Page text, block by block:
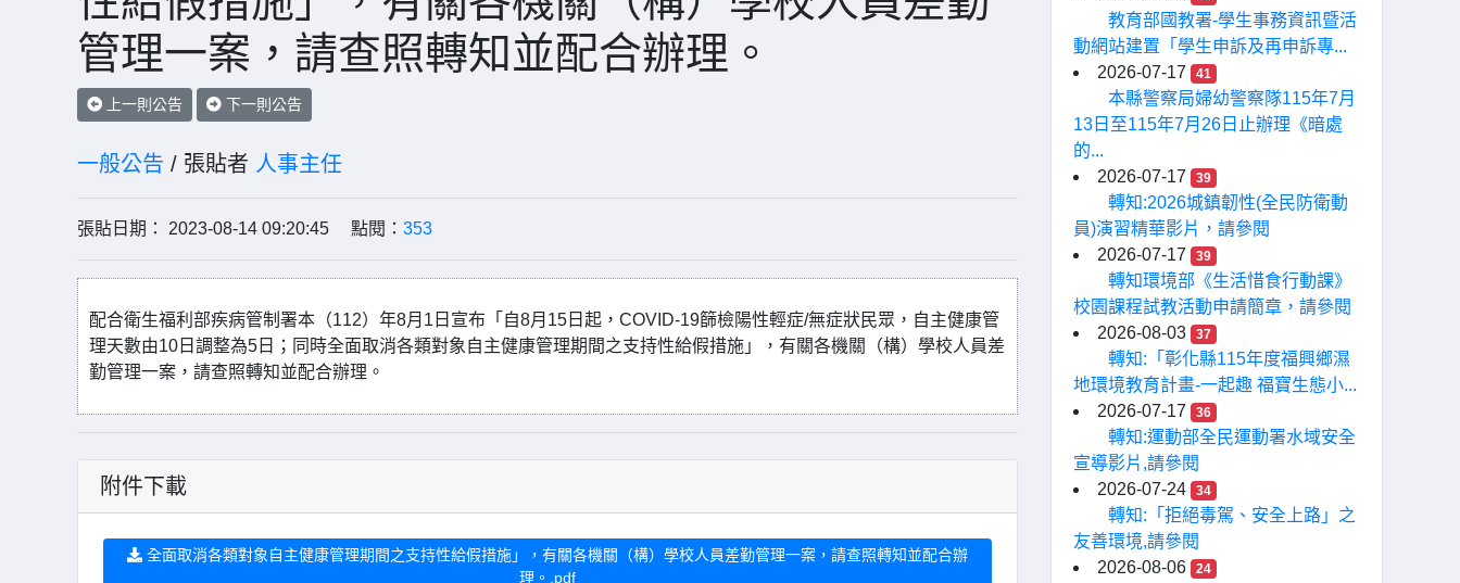
管理一案，請查照轉知並配合辦理。
上一則公告 下一則公告
一般公告 / 張貼者 人事主任
張貼日期： 2023-08-14 09:20:45 點閱： 353
配合衛生福利部疾病管制署本（112）年8月1日宣布「自8月15日起，COVID-19篩檢陽性輕症/無症狀民眾，自主健康管
理天數由10日調整為5日；同時全面取消各類對象自主健康管理期間之支持性給假措施」，有關各機關（構）學校人員差
勤管理一案，請查照轉知並配合辦理。
附件下載
全面取消各類對象自主健康管理期間之支持性給假措施」，有關各機關（構）學校人員差勤管理一案，請查照轉知並配合辦
理。.pdf
教育部國教署-學生事務資訊暨活
動網站建置「學生申訴及再申訴專...
2026-07-17
41
本縣警察局婦幼警察隊115年7月
13日至115年7月26日止辦理《暗處
的...
2026-07-17
39
轉知:2026城鎮韌性(全民防衛動
員)演習精華影片，請參閱
2026-07-17
39
轉知環境部《生活惜食行動課》
校園課程試教活動申請簡章，請參閱
2026-08-03
37
轉知:「彰化縣115年度福興鄉濕
地環境教育計畫-一起趣 福寶生態小...
2026-07-17
36
轉知:運動部全民運動署水域安全
宣導影片,請參閱
2026-07-24
34
轉知:「拒絕毒駕、安全上路」之
友善環境,請參閱
2026-08-06
24